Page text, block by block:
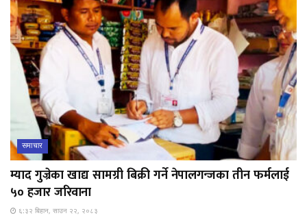
समाचार
म्याद गुज्रेका खाद्य सामग्री बिक्री गर्ने नेपालगन्जका तीन फर्मलाई
५० हजार जरिवाना
६:३२ बिहान, साउन २२, २०८३